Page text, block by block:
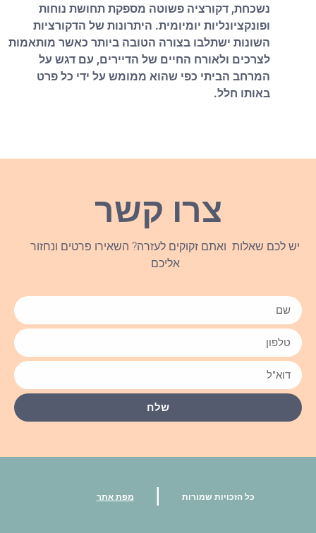
נשכחת, דקורציה פשוטה מספקת תחושת נוחות
ופונקציונליות יומיומית. היתרונות של הדקורציות
השונות ישתלבו בצורה הטובה ביותר כאשר מותאמות
לצרכים ולאורח החיים של הדיירים, עם דגש על
המרחב הביתי כפי שהוא ממומש על ידי כל פרט
באותו חלל.
צרו קשר
יש לכם שאלות ואתם זקוקים לעזרה? השאירו פרטים ונחזור
אליכם
שלח
כל הזכויות שמורות | מפת אתר